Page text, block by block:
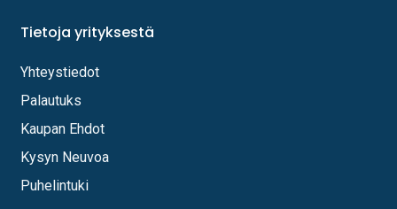
Tietoja yrityksestä
Yhteystiedot
Palautuks
Kaupan Ehdot
Kysyn Neuvoa
Puhelintuki